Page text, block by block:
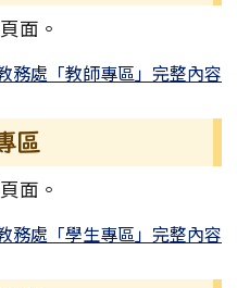
面。
務處「教師專區」完整內容
區
面。
務處「學生專區」完整內容